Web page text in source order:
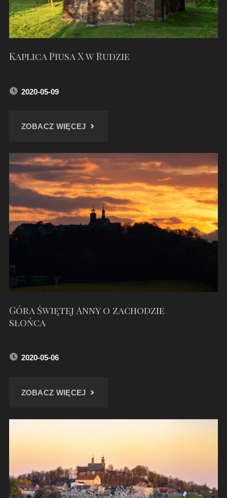
Kaplica Piusa X w Rudzie
2020-05-09
ZOBACZ WIĘCEJ"KAPLICA
X
RUDZIE"
Góra Świętej Anny o zachodzie
słońca
2020-05-06
ZOBACZ WIĘCEJ"GÓRA
O
ZACHODZIE